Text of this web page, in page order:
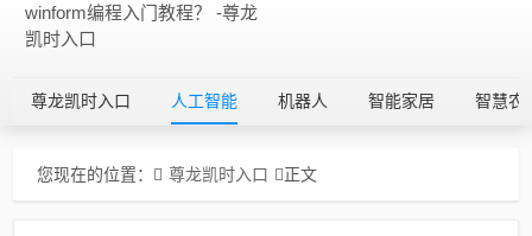
winform编程入门教程？ -尊龙
凯时入口
尊龙凯时入口 人工智能 机器人 智能家居 智慧农
您现在的位置： 尊龙凯时入口 正文